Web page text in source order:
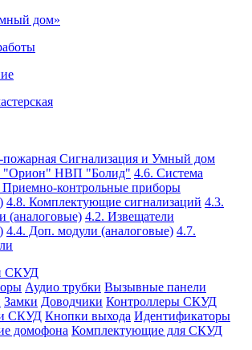
дом»
Сигнализация и Умный дом
"Орион" НВП "Болид" 4.6. Система
Приемно-контрольные приборы
4.8. Комплектующие сигнализаций 4.3.
(аналоговые) 4.2. Извещатели
4.4. Доп. модули (аналоговые) 4.7.
СКУД
Аудио трубки Вызывные панели
Замки Доводчики Контроллеры СКУД
СКУД Кнопки выхода Идентификаторы
домофона Комплектующие для СКУД